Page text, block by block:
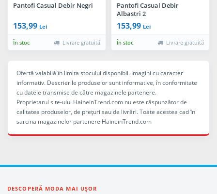
Pantofi Casual Debir Negri
153,99 Lei
În stoc Livrare gratuită
Pantofi Casual Debir
Albastri 2
153,99 Lei
În stoc Livrare gratuită
Ofertă valabilă în limita stocului disponibil. Imagini cu caracter
informativ. Descrierile produselor sunt informative, în conformitate
cu datele transmise de către magazinele partenere.
Proprietarul site-ului HaineinTrend.com nu este răspunzător de
calitatea produselor, de preţuri sau de livrări. Toate acestea cad în
sarcina magazinelor partenere HaineinTrend.com
DESCOPERĂ MODA MAI UȘOR